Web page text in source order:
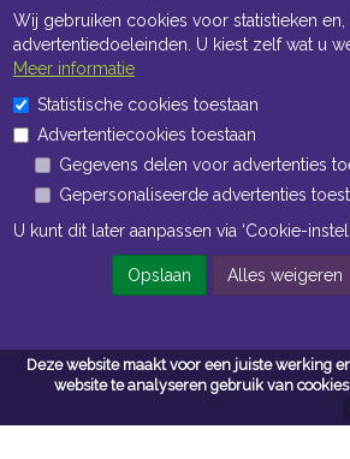
Deze website maakt voor een juiste werking
website te analyseren gebruik van
Openingstijden Kantoor
ma t/m vr 8:30 uur tot 17:00 uur
Openingstijden Magazijn
ma t/m vr 7:00 uur tot 16:30 uur
Algemene voorwaarden
Wij gebruiken cookies voor statistieken en,
advertentiedoeleinden. U kiest zelf wat u
Meer informatie
Statistische cookies toestaan
Advertentiecookies toestaan
Gegevens delen voor advertenties
Gepersonaliseerde advertenties
U kunt dit later aanpassen via ‘Cookie-
Opslaan Alles weigeren